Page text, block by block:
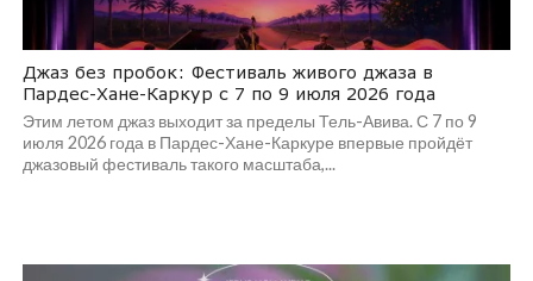
Джаз без пробок: Фестиваль живого джаза в
Пардес-Хане-Каркур с 7 по 9 июля 2026 года
Этим летом джаз выходит за пределы Тель-Авива. С 7 по 9
июля 2026 года в Пардес-Хане-Каркуре впервые пройдёт
джазовый фестиваль такого масштаба,...